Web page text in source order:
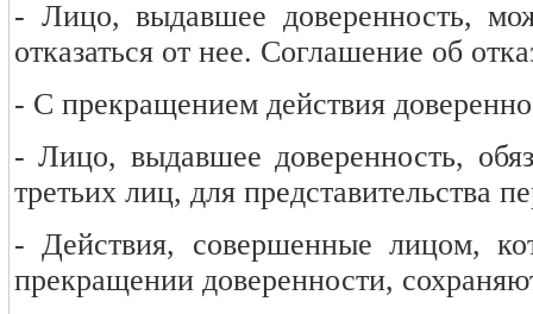
- Лицо, выдавшее доверенность,
отказаться от нее. Соглашение об
- С прекращением действия
- Лицо, выдавшее доверенность,
третьих лиц, для представительства
- Действия, совершенные лицом,
прекращении доверенности,